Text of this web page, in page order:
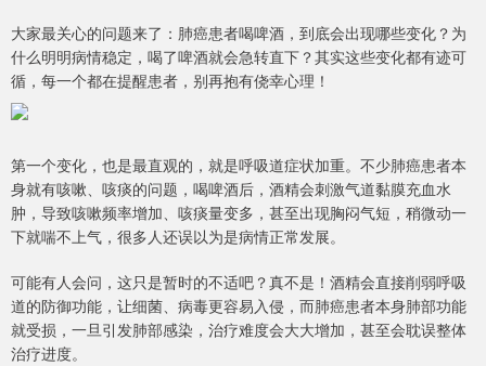
大家最关心的问题来了：肺癌患者喝啤酒，到底会出现哪些变化？为
什么明明病情稳定，喝了啤酒就会急转直下？其实这些变化都有迹可
循，每一个都在提醒患者，别再抱有侥幸心理！
第一个变化，也是最直观的，就是呼吸道症状加重。不少肺癌患者本
身就有咳嗽、咳痰的问题，喝啤酒后，酒精会刺激气道黏膜充血水
肿，导致咳嗽频率增加、咳痰量变多，甚至出现胸闷气短，稍微动一
下就喘不上气，很多人还误以为是病情正常发展。
可能有人会问，这只是暂时的不适吧？真不是！酒精会直接削弱呼吸
道的防御功能，让细菌、病毒更容易入侵，而肺癌患者本身肺部功能
就受损，一旦引发肺部感染，治疗难度会大大增加，甚至会耽误整体
治疗进度。